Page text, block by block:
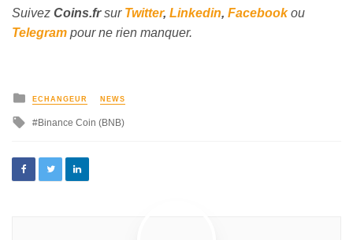
Suivez Coins.frsur Twitter, Linkedin, Facebookou
Telegram pour ne rien manquer.
ECHANGEUR NEWS
Binance Coin (BNB)